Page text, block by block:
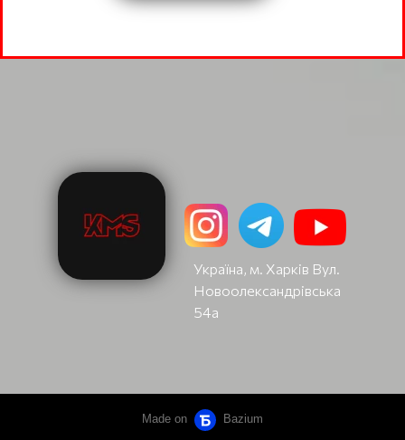
Україна, м. Харків Вул.
Новоолександрівська
54а
Made on Bazium